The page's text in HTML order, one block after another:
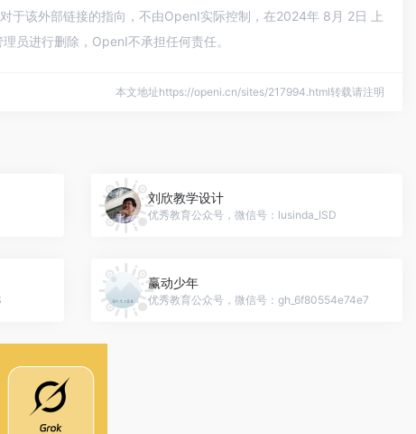
于该外部链接的指向，不由OpenI实际控制，在2024年 8月 2日 上
员进行删除，OpenI不承担任何责任。
本文地址https://openi.cn/sites/217994.html转载请注明
刘欣教学设计
优秀教育公众号，微信号：lusinda_ISD
赢动少年
优秀教育公众号，微信号：gh_6f80554e74e7